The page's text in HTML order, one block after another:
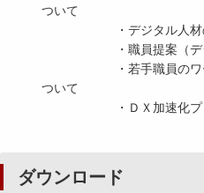
ついて
・デジタル人材の県
・職員提案（デジタ
・若手職員のワーキ
ついて
・ＤＸ加速化プロジ
ダウンロード